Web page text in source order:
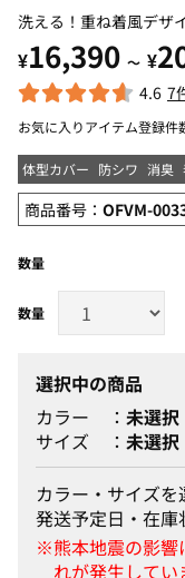
洗える！重ね着風デザ
¥16,390 ～ ¥
4.6 7
お気に入りアイテム登録件
体型カバー 防シワ 消臭
商品番号： OFVM-
数量
選択中の商品
カラー
未選択
サイズ
未選択
カラー・サイズを
発送予定日・在